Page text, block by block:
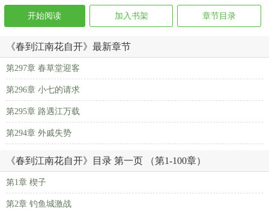
开始阅读 加入书架 章节目录
《春到江南花自开》最新章节
第297章 春草堂迎客
第296章 小七的请求
第295章 路遇江万载
第294章 外戚失势
《春到江南花自开》目录 第一页 （第1-100章）
第1章 楔子
第2章 钓鱼城激战